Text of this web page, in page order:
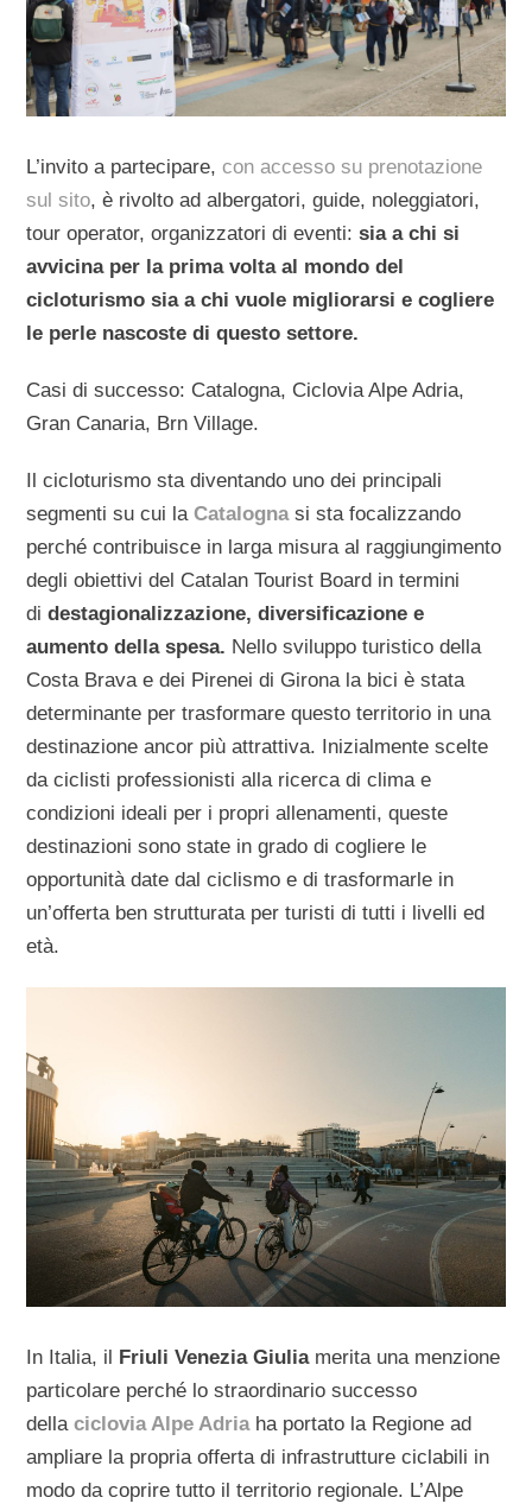
L’invito a partecipare,con accesso su prenotazione
sul sito, è rivolto ad albergatori, guide, noleggiatori,
tour operator, organizzatori di eventi:sia a chi si
avvicina per la prima volta al mondo del
cicloturismo sia a chi vuole migliorarsi e cogliere
le perle nascoste di questo settore.
Casi di successo: Catalogna, Ciclovia Alpe Adria,
Gran Canaria, Brn Village.
Il cicloturismo sta diventando uno dei principali
segmenti su cui laCatalognasi sta focalizzando
perché contribuisce in larga misura al raggiungimento
degli obiettivi del Catalan Tourist Board in termini
didestagionalizzazione, diversificazione e
aumento della spesa. Nello sviluppo turistico della
Costa Brava e dei Pirenei di Girona la bici è stata
determinante per trasformare questo territorio in una
destinazione ancor più attrattiva. Inizialmente scelte
da ciclisti professionisti alla ricerca di clima e
condizioni ideali per i propri allenamenti, queste
destinazioni sono state in grado di cogliere le
opportunità date dal ciclismo e di trasformarle in
un’offerta ben strutturata per turisti di tutti i livelli ed
età.
In Italia, il Friuli Venezia Giuliamerita una menzione
particolare perché lo straordinario successo
dellaciclovia Alpe Adria ha portato la Regione ad
ampliare la propria offerta di infrastrutture ciclabili in
modo da coprire tutto il territorio regionale. L’Alpe